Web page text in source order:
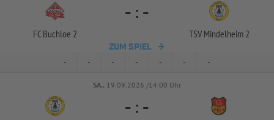
FC Buchloe 2
- : -
TSV Mindelheim 2
ZUM SPIEL
- - - - - - -
SA.. 19.09.2026 /14:00 Uhr
- : -